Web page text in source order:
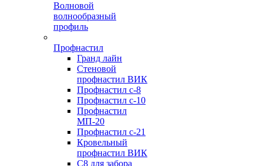
Волновой
волнообразный
профиль
Профнастил
Гранд лайн
Стеновой
профнастил ВИК
Профнастил с-8
Профнастил с-10
Профнастил
МП-20
Профнастил с-21
Кровельный
профнастил ВИК
С8 для забора